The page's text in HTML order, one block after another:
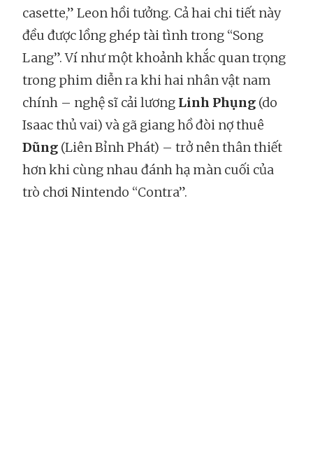
casette,” Leon hồi tưởng. Cả hai chi tiết này
đều được lồng ghép tài tình trong “Song
Lang”. Ví như một khoảnh khắc quan trọng
trong phim diễn ra khi hai nhân vật nam
chính – nghệ sĩ cải lương Linh Phụng (do
Isaac thủ vai) và gã giang hồ đòi nợ thuê
Dũng (Liên Bỉnh Phát) – trở nên thân thiết
hơn khi cùng nhau đánh hạ màn cuối của
trò chơi Nintendo “Contra”.